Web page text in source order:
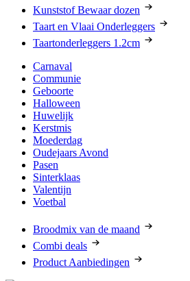
Kunststof Bewaar dozen
Taart en Vlaai Onderleggers
Taartonderleggers 1.2cm
Carnaval
Communie
Geboorte
Halloween
Huwelijk
Kerstmis
Moederdag
Oudejaars Avond
Pasen
Sinterklaas
Valentijn
Voetbal
Broodmix van de maand
Combi deals
Product Aanbiedingen